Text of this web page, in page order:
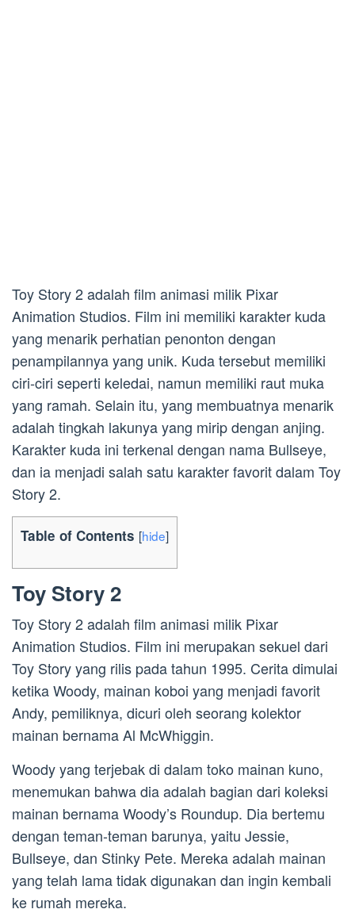
Toy Story 2 adalah film animasi milik Pixar
Animation Studios. Film ini memiliki karakter kuda
yang menarik perhatian penonton dengan
penampilannya yang unik. Kuda tersebut memiliki
ciri-ciri seperti keledai, namun memiliki raut muka
yang ramah. Selain itu, yang membuatnya menarik
adalah tingkah lakunya yang mirip dengan anjing.
Karakter kuda ini terkenal dengan nama Bullseye,
dan ia menjadi salah satu karakter favorit dalam Toy
Story 2.
Table of Contents [hide]
Toy Story 2
Toy Story 2 adalah film animasi milik Pixar
Animation Studios. Film ini merupakan sekuel dari
Toy Story yang rilis pada tahun 1995. Cerita dimulai
ketika Woody, mainan koboi yang menjadi favorit
Andy, pemiliknya, dicuri oleh seorang kolektor
mainan bernama Al McWhiggin.
Woody yang terjebak di dalam toko mainan kuno,
menemukan bahwa dia adalah bagian dari koleksi
mainan bernama Woody’s Roundup. Dia bertemu
dengan teman-teman barunya, yaitu Jessie,
Bullseye, dan Stinky Pete. Mereka adalah mainan
yang telah lama tidak digunakan dan ingin kembali
ke rumah mereka.